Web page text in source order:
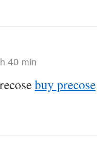
40 min
buy precose